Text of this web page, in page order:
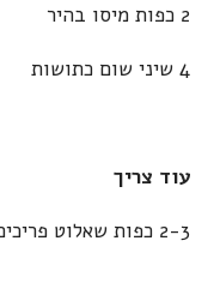
2 כפות מיסו בהיר
4 שיני שום כתושות
עוד צריך
2-3 כפות שאלוט פריכים (ואפשר גם בלי)